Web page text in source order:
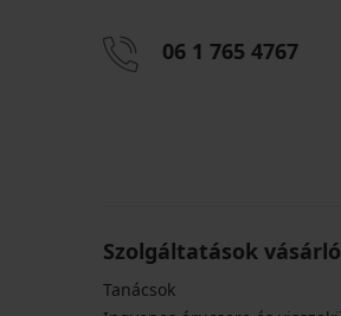
06 1 765 4767
Szolgáltatások
Tanácsok